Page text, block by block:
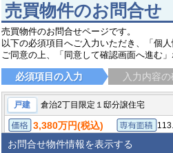
売買物件のお問合せ
売買物件のお問合せページです。
以下の必須項目へご入力いただき、「個
ご同意の上、「同意して確認画面へ進む」
必須項目の入力 入力内容
戸建 倉治2丁目限定１邸分譲住宅
価格
3,380万円(税込)
土地面積
64.83㎡（公簿）/約19.61坪
お問合せ物件情報を表示する